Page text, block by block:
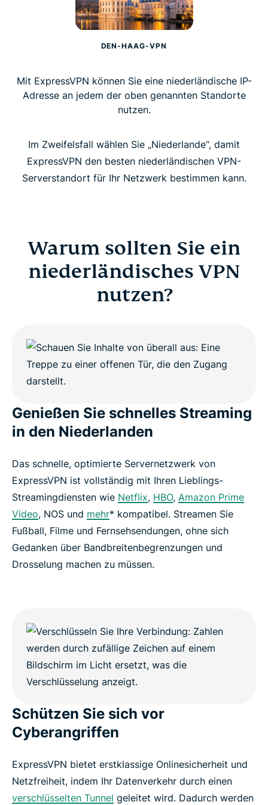
DEN-HAAG-VPN
Mit ExpressVPN können Sie eine niederländische IP-
Adresse an jedem der oben genannten Standorte
nutzen.
Im Zweifelsfall wählen Sie „Niederlande“, damit
ExpressVPN den besten niederländischen VPN-
Serverstandort für Ihr Netzwerk bestimmen kann.
Warum sollten Sie ein
niederländisches VPN
nutzen?
Genießen Sie schnelles Streaming
in den Niederlanden
Das schnelle, optimierte Servernetzwerk von
ExpressVPN ist vollständig mit Ihren Lieblings-
Streamingdiensten wie Netflix, HBO, Amazon Prime
Video, NOS und mehr* kompatibel. Streamen Sie
Fußball, Filme und Fernsehsendungen, ohne sich
Gedanken über Bandbreitenbegrenzungen und
Drosselung machen zu müssen.
Schützen Sie sich vor
Cyberangriffen
ExpressVPN bietet erstklassige Onlinesicherheit und
Netzfreiheit, indem Ihr Datenverkehr durch einen
verschlüsselten Tunnel geleitet wird. Dadurch werden